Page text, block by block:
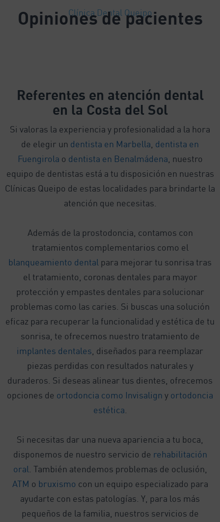
Clínica Dental Queipo
Opiniones de pacientes
Referentes en atención dental
en la Costa del Sol
Si valoras la experiencia y profesionalidad a la hora
de elegir un dentista en Marbella dentista en
Fuengirola o dentista en Benalmádena , nuestro
equipo de dentistas está a tu disposición en nuestras
Clínicas Queipo de estas localidades para brindarte la
atención que necesitas.
Además de la prostodoncia, contamos con
tratamientos complementarios como el
blanqueamiento dental para mejorar tu sonrisa tras
el tratamiento, coronas dentales para mayor
protección y empastes dentales para solucionar
problemas como las caries. Si buscas una solución
eficaz para recuperar la funcionalidad y estética de tu
sonrisa, te ofrecemos nuestro tratamiento de
implantes dentales , diseñados para reemplazar
piezas perdidas con resultados naturales y
duraderos. Si deseas alinear tus dientes, ofrecemos
opciones de ortodoncia como Invisalign y ortodoncia
estética
Si necesitas dar una nueva apariencia a tu boca,
disponemos de nuestro servicio de rehabilitación
oral . También atendemos problemas de oclusión,
ATM o bruxismo con un equipo especializado para
ayudarte con estas patologías. Y, para los más
pequeños de la familia, nuestros servicios de